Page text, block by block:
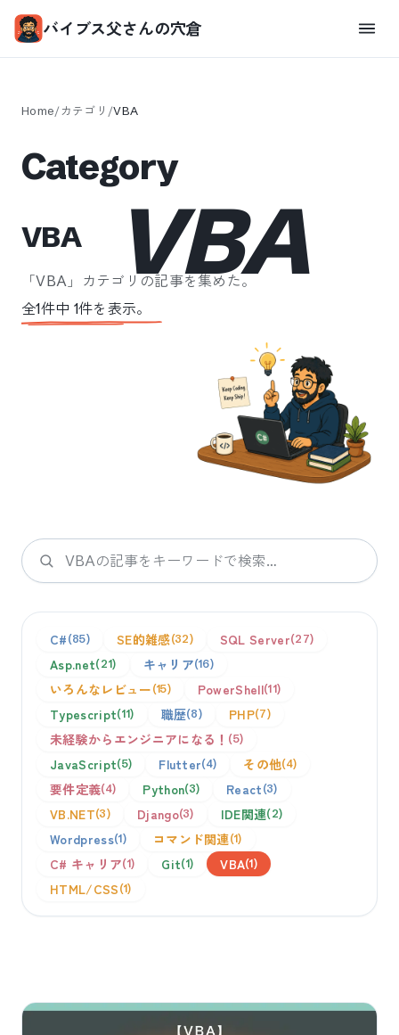
バイブス父さんの穴倉
Home/カテゴリ /VBA
VBA
Category
VBA
「VBA 」カテゴリの記事を集めた。
全1件中 1件を表示。
検索
C# 85 SE的雑感 32 SQL Server 27
Asp.net 21 キャリア 16
いろんなレビュー 15 PowerShell 11
Typescript 11 職歴 8 PHP 7
未経験からエンジニアになる！ 5
JavaScript 5 Flutter 4 その他 4
要件定義 4 Python 3 React 3
VB.NET 3 Django 3 IDE関連 2
Wordpress 1 コマンド関連 1
C# キャリア 1 Git 1 VBA 1
HTML/CSS 1